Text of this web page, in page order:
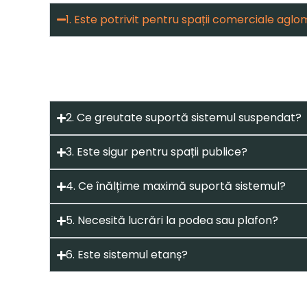
1. Este potrivit pentru spații comerciale
2. Ce greutate suportă sistemul suspendat?
3. Este sigur pentru spații publice?
4. Ce înălțime maximă suportă sistemul?
5. Necesită lucrări la podea sau plafon?
6. Este sistemul etanș?